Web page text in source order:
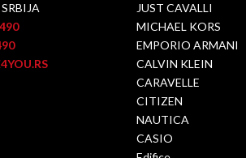
JUST CAVALLI
MICHAEL KORS
EMPORIO ARMANI
CALVIN KLEIN
CARAVELLE
CITIZEN
NAUTICA
CASIO